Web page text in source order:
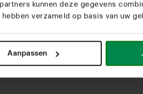
kunnen deze gegevens
verzameld op basis van uw
Aanpassen